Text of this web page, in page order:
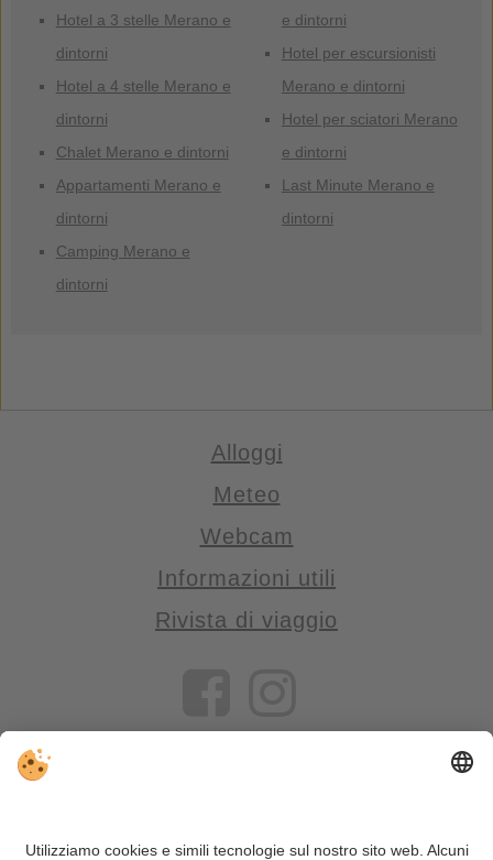
Hotel a 3 stelle Merano e
dintorni
Hotel a 4 stelle Merano e
dintorni
Chalet Merano e dintorni
Appartamenti Merano e
dintorni
Camping Merano e
dintorni
e dintorni
Hotel per escursionisti
Merano e dintorni
Hotel per sciatori Merano
e dintorni
Last Minute Merano e
dintorni
Alloggi
Meteo
Webcam
Informazioni utili
Rivista di viaggio